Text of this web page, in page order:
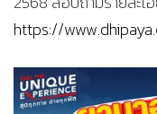
https://